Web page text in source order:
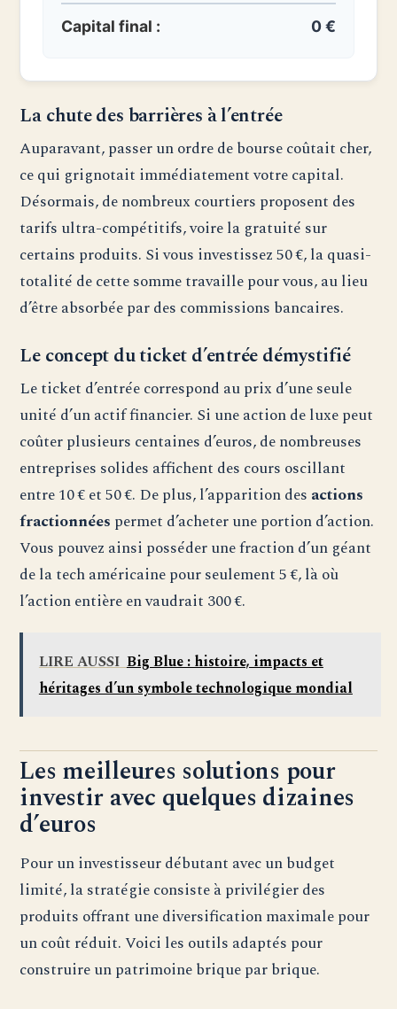
Capital final : 0 €
La chute des barrières à l’entrée
Auparavant, passer un ordre de bourse coûtait cher,
ce qui grignotait immédiatement votre capital.
Désormais, de nombreux courtiers proposent des
tarifs ultra-compétitifs, voire la gratuité sur
certains produits. Si vous investissez 50 €, la quasi-
totalité de cette somme travaille pour vous, au lieu
d’être absorbée par des commissions bancaires.
Le concept du ticket d’entrée démystifié
Le ticket d’entrée correspond au prix d’une seule
unité d’un actif financier. Si une action de luxe peut
coûter plusieurs centaines d’euros, de nombreuses
entreprises solides affichent des cours oscillant
entre 10 € et 50 €. De plus, l’apparition des actions
fractionnées permet d’acheter une portion d’action.
Vous pouvez ainsi posséder une fraction d’un géant
de la tech américaine pour seulement 5 €, là où
l’action entière en vaudrait 300 €.
LIRE AUSSI Big Blue : histoire, impacts et
héritages d’un symbole technologique mondial
Les meilleures solutions pour
investir avec quelques dizaines
d’euros
Pour un investisseur débutant avec un budget
limité, la stratégie consiste à privilégier des
produits offrant une diversification maximale pour
un coût réduit. Voici les outils adaptés pour
construire un patrimoine brique par brique.